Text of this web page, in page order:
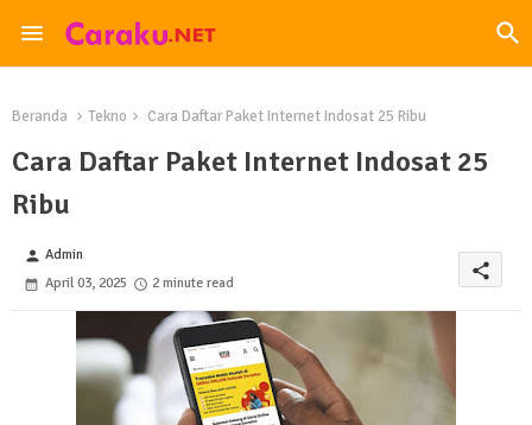
Beranda Tekno Cara Daftar Paket Internet Indosat 25 Ribu
Cara Daftar Paket Internet Indosat 25
Ribu
person Admin
April 03, 2025
2 minute read
share